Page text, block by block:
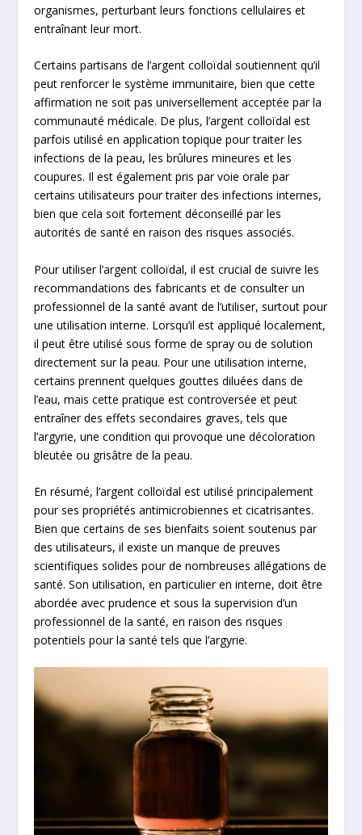
organismes, perturbant leurs fonctions cellulaires et
entraînant leur mort.
Certains partisans de l’argent colloïdal soutiennent qu’il
peut renforcer le système immunitaire, bien que cette
affirmation ne soit pas universellement acceptée par la
communauté médicale. De plus, l’argent colloïdal est
parfois utilisé en application topique pour traiter les
infections de la peau, les brûlures mineures et les
coupures. Il est également pris par voie orale par
certains utilisateurs pour traiter des infections internes,
bien que cela soit fortement déconseillé par les
autorités de santé en raison des risques associés.
Pour utiliser l’argent colloïdal, il est crucial de suivre les
recommandations des fabricants et de consulter un
professionnel de la santé avant de l’utiliser, surtout pour
une utilisation interne. Lorsqu’il est appliqué localement,
il peut être utilisé sous forme de spray ou de solution
directement sur la peau. Pour une utilisation interne,
certains prennent quelques gouttes diluées dans de
l’eau, mais cette pratique est controversée et peut
entraîner des effets secondaires graves, tels que
l’argyrie, une condition qui provoque une décoloration
bleutée ou grisâtre de la peau.
En résumé, l’argent colloïdal est utilisé principalement
pour ses propriétés antimicrobiennes et cicatrisantes.
Bien que certains de ses bienfaits soient soutenus par
des utilisateurs, il existe un manque de preuves
scientifiques solides pour de nombreuses allégations de
santé. Son utilisation, en particulier en interne, doit être
abordée avec prudence et sous la supervision d’un
professionnel de la santé, en raison des risques
potentiels pour la santé tels que l’argyrie.